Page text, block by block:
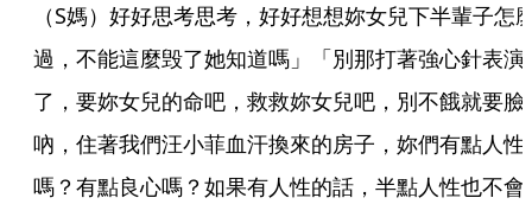
（S媽）好好思考思考，好好想想妳女兒下半輩子怎
過，不能這麼毁了她知道嗎」「別那打著強心針表演
了，要妳女兒的命吧，救救妳女兒吧，別不餓就要臉
吶，住著我們汪小菲血汗換來的房子，妳們有點人性
嗎？有點良心嗎？如果有人性的話，半點人性也不會